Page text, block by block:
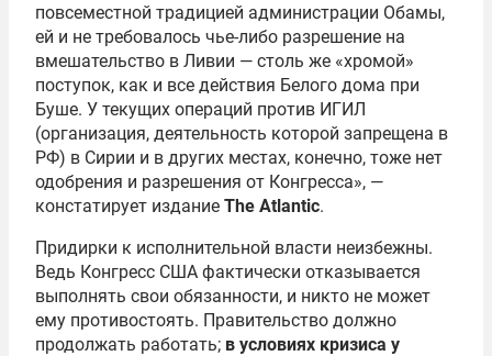
повсеместной традицией администрации Обамы,
ей и не требовалось чье-либо разрешение на
вмешательство в Ливии — столь же «хромой»
поступок, как и все действия Белого дома при
Буше. У текущих операций против ИГИЛ
(организация, деятельность которой запрещена в
РФ) в Сирии и в других местах, конечно, тоже нет
одобрения и разрешения от Конгресса», —
констатирует издание The Atlantic.
Придирки к исполнительной власти неизбежны.
Ведь Конгресс США фактически отказывается
выполнять свои обязанности, и никто не может
ему противостоять. Правительство должно
продолжать работать; в условиях кризиса у